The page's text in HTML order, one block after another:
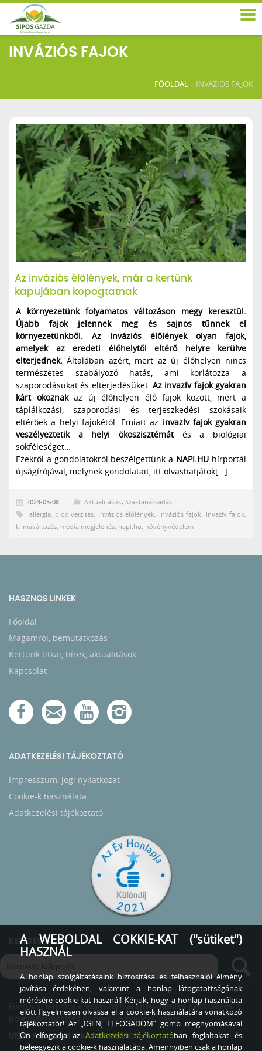
INVÁZIÓS FAJOK
FŐOLDAL | INVÁZIÓS FAJOK
Az inváziós élőlények, már a kertünk
kapujában kopogtatnak
A környezetünk folyamatos változáson megy keresztül.
Újabb fajok jelennek meg és sajnos tűnnek el
környezetünkből. Az inváziós élőlények olyan fajok,
amelyek az eredeti élőhelytől eltérő helyre kerülve
elterjednek. Általában azért, mert az új élőhelyen nincs
természetes szabályozó hatás, ami korlátozza a
szaporodásukat és elterjedésüket. Az invazív fajok gyakran
kárt okoznakaz új élőhelyen élő fajok között, mert a
táplálkozási, szaporodási és terjeszkedési szokásaik
eltérőek a helyi fajokétól. Emiatt az invazív fajok gyakran
veszélyeztetik a helyi ökoszisztémátés a biológiai
sokféleséget…
Ezekről a gondolatokról beszélgettünk a NAPI.HU hírportál
újságírójával, melynek gondolatait, itt olvashatjátok[…]
2023-05-08 Aktualitások, Szaktanácsadás
allergia, biodiverzitás, inváziós élőlények, inváziós fajok, invazív fajok,
klímaváltozás, média megjelenés, napi.hu, növényvédelem
HASZNOS LINKEK
Főoldal
Magamról, bemutatkozás
Kertünk titkai, hírek, aktualitások
Kapcsolat
ADATKEZELÉSI TÁJÉKOZTATÓ
Impresszum, jogi nyilatkozat
Cookie-k használata
Adatkezelési tájékoztató
KERESÉS
Fontos számodra aVegyszermaradék-mentes egészséges
növénytermesztés és növényvédelem, akkor
VEDD FEL VELEM A KAPCSOLATOT
A WEBOLDAL COKKIE-KAT ("sütiket")
HASZNÁL
A honlap szolgáltatásaink biztosítása és felhasználói élmény
javítása érdekében, valamint a honlap látogatottságának
mérésére cookie-kat használ! Kérjük, hogy a honlap használata
előtt figyelmesen olvassa el a cookie-k használatára vonatkozó
tájékoztatót! Az „IGEN, ELFOGADOM” gomb megnyomásával
Ön elfogadja azAdatkezelési tájékoztatóban foglaltakat és
beleegyezik a cookie-k használatába. Amennyiben csak a honlap